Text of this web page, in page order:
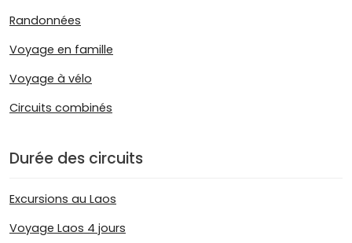
Randonnées
Voyage en famille
Voyage à vélo
Circuits combinés
Durée des circuits
Excursions au Laos
Voyage Laos 4 jours